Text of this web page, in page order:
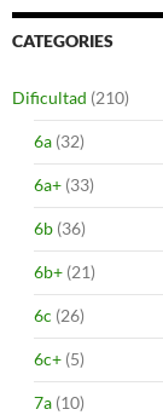
CATEGORIES
Dificultad (210)
6a (32)
6a+ (33)
6b (36)
6b+ (21)
6c (26)
6c+ (5)
7a (10)